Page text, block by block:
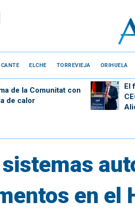
ELCHE TORREVIEJA ORIHUELA
de la Comunitat con
de calor
El
en el